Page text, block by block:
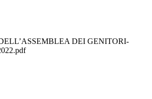
DEI GENITORI-